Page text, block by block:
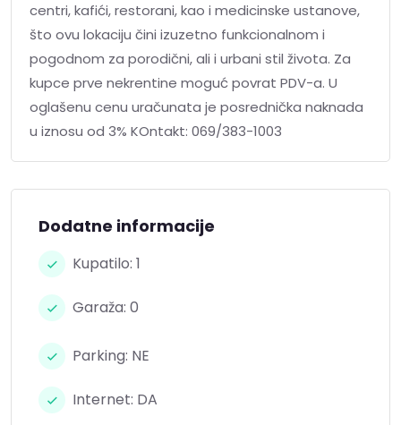
centri, kafići, restorani, kao i medicinske ustanove,
što ovu lokaciju čini izuzetno funkcionalnom i
pogodnom za porodični, ali i urbani stil života. Za
kupce prve nekrentine moguć povrat PDV-a. U
oglašenu cenu uračunata je posrednička naknada
u iznosu od 3% KOntakt: 069/383-1003
Dodatne informacije
Kupatilo: 1
Garaža: 0
Parking: NE
Internet: DA